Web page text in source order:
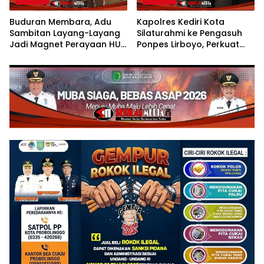
Buduran Membara, Adu
Sambitan Layang-Layang
Jadi Magnet Perayaan HUT
Kapolres Kediri Kota
Silaturahmi ke Pengasuh
Ponpes Lirboyo, Perkuat